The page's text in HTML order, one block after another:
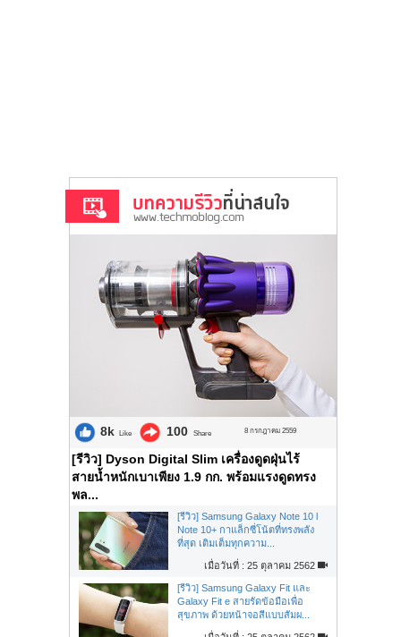
8k Like 100 Share 8 กรกฎาคม 2559
[รีวิว] Dyson Digital Slim เครื่องดูดฝุ่นไร้
สายน้ำหนักเบาเพียง 1.9 กก. พร้อมแรงดูดทรง
พล...
[รีวิว] Samsung Galaxy Note 10 l
Note 10+ กาแล็กซี่โน้ตที่ทรงพลัง
ที่สุด เติมเต็มทุกความ...
เมื่อวันที่ : 25 ตุลาคม 2562
[รีวิว] Samsung Galaxy Fit และ
Galaxy Fit e สายรัดข้อมือเพื่อ
สุขภาพ ด้วยหน้าจอสีแบบสัมผ...